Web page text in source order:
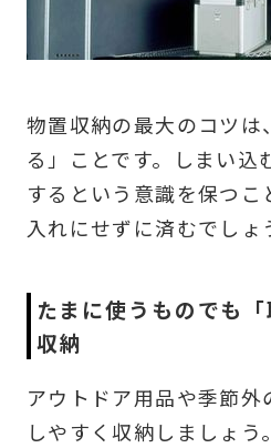
物置収納の最大のコツは
る」ことです。しまい込
するという意識を保つこ
入れにせずに済むでしょ
たまに使うものでも「
収納
アウトドア用品や季節外
しやすく収納しましょう